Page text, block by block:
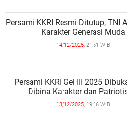
Persami KKRI Resmi Ditutup, TNI
Karakter Generasi Muda
14/12/2025, 21:51 WIB
Persami KKRI Gel III 2025
Dibina Karakter dan
13/12/2025, 19:16 WIB